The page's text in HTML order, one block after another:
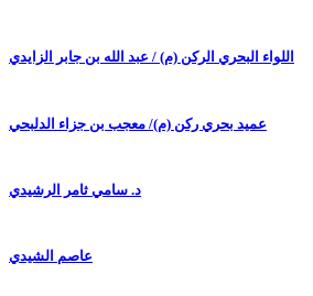
اللواء البحري الركن (م) / عبد الله بن جابر الزايدي
عميد بحري ركن (م)/ معجب بن جزاء الدلبحي
د. سامي ثامر الرشيدي
عاصم الشيدي